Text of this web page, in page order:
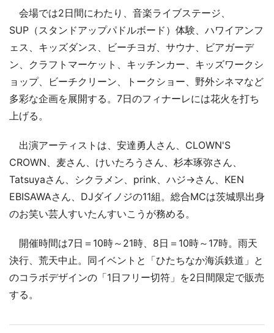
会場では2日間にわたり、音楽ライブステージ、
SUP（スタンドアップパドルボード）体験、ハワイアンフ
ェス、キッズダンス、ビーチヨガ、サウナ、ビアガーデ
ン、クラフトマーケット、キッチンカー、キッズワークシ
ョップ、ビーチクリーン、トークショー、野外シネマなど
多彩な企画を展開する。7日のフィナーレには花火を打ち
上げる。
出演アーティストは、安達勇人さん、CLOWN'S
CROWN、麦さん、けいたろうさん、杉本琢弥さん、
Tatsuyaさん、シクラメン、prink、ハジ→さん、KEN
EBISAWAさん、DJダイノジの11組。総合MCは茨城県出身
のお笑い芸人すいたんすいこうが務める。
開催時間は7日＝10時～21時、8日＝10時～17時。雨天
決行、荒天中止。同イベントと「ひたちなか海浜鉄道」と
のコラボデザインの「1日フリー切符」を2日間限定で販売
する。